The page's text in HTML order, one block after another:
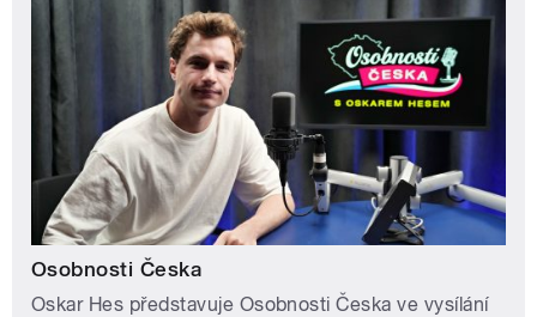
Osobnosti Česka
Oskar Hes představuje Osobnosti Česka ve vysílání